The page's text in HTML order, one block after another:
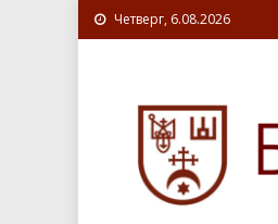
Четверг, 6.08.2026